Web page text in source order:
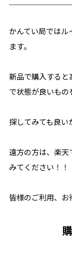
かんてい局ではル
ます。
新品で購入すると
で状態が良いもの
探してみても良い
遠方の方は、楽
みてください！！
皆様のご利用、お